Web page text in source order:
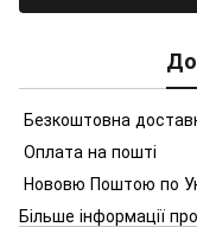
Безкоштовна
Оплата на пошті
Нововю Поштою по
Більше інформації